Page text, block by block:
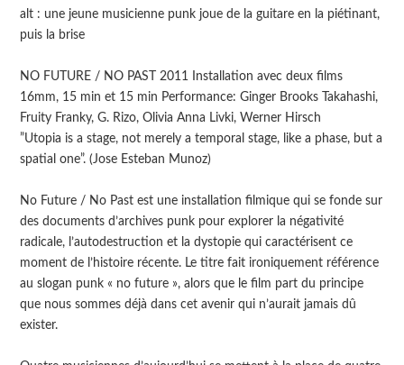
alt : une jeune musicienne punk joue de la guitare en la piétinant,
puis la brise
NO FUTURE / NO PAST 2011 Installation avec deux films
16mm, 15 min et 15 min Performance: Ginger Brooks Takahashi,
Fruity Franky, G. Rizo, Olivia Anna Livki, Werner Hirsch
”Utopia is a stage, not merely a temporal stage, like a phase, but a
spatial one”. (Jose Esteban Munoz)
No Future / No Past est une installation filmique qui se fonde sur
des documents d’archives punk pour explorer la négativité
radicale, l’autodestruction et la dystopie qui caractérisent ce
moment de l’histoire récente. Le titre fait ironiquement référence
au slogan punk « no future », alors que le film part du principe
que nous sommes déjà dans cet avenir qui n’aurait jamais dû
exister.